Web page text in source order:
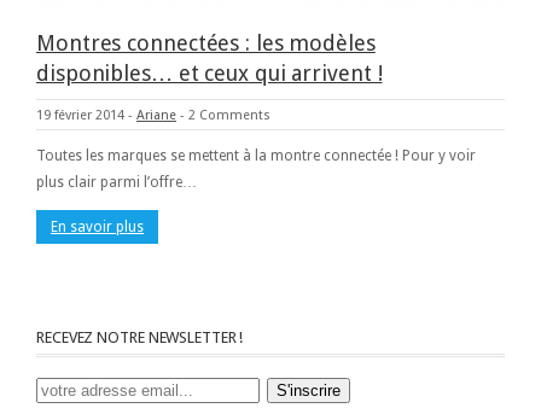
Montres connectées : les modèles
disponibles… et ceux qui arrivent !
19 février 2014 - Ariane - 2 Comments
Toutes les marques se mettent à la montre connectée ! Pour y voir
plus clair parmi l’offre…
En savoir plus
RECEVEZ NOTRE NEWSLETTER !